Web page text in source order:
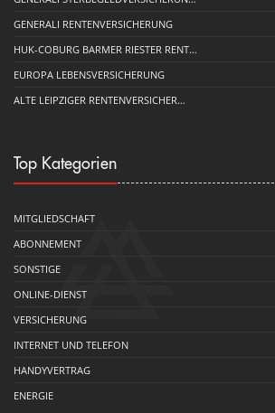
GENERALI RENTENVERSICHERUNG
HUK-COBURG BARMER RIESTER RENT…
EUROPA LEBENSVERSICHERUNG
ALTE LEIPZIGER RENTENVERSICHER…
Top Kategorien
MITGLIEDSCHAFT
ABONNEMENT
SONSTIGE
ONLINE-DIENST
VERSICHERUNG
INTERNET UND TELEFON
HANDYVERTRAG
ENERGIE